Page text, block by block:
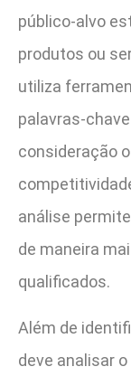
público-alvo
produtos ou
utiliza
palavras-
consideração
análise
de maneira
qualificados.
Além de
deve analisar